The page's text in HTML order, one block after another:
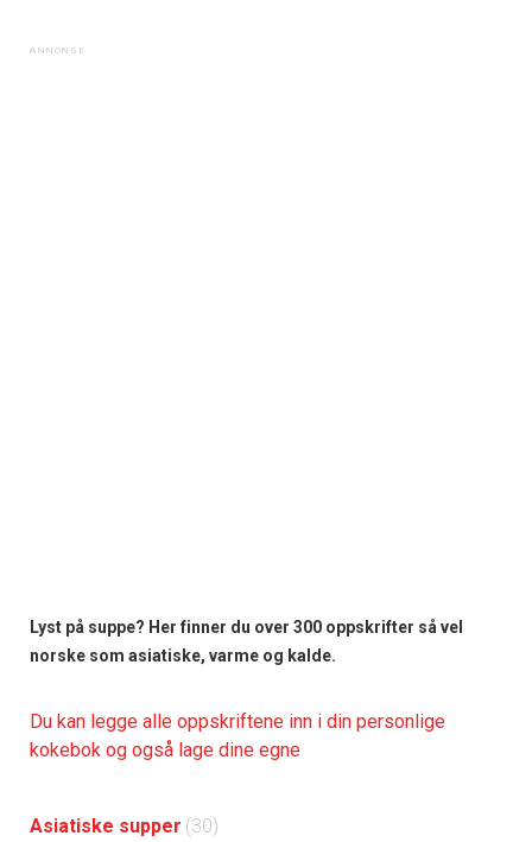
Lyst på suppe? Her finner du over 300 oppskrifter så vel
norske som asiatiske, varme og kalde.
Du kan legge alle oppskriftene inn i din personlige
kokebok og også lage dine egne
Asiatiske supper (30)